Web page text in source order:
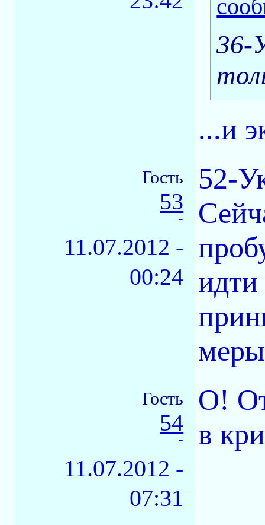
36-
...и
Гость
53
-
11.07.2012 -
00:24
52-
Гость
54
-
11.07.2012 -
07:31
О!
в